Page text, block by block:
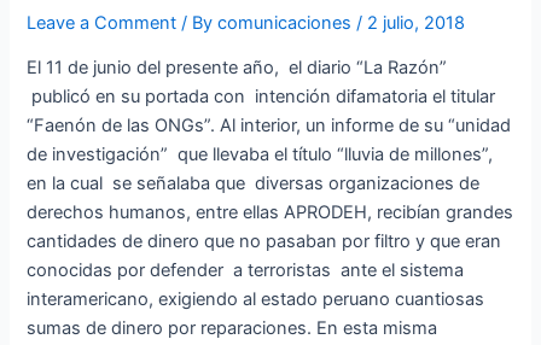
Leave a Comment / Bycomunicaciones/ 2 julio, 2018
El 11 de junio del presente año, el diario “La Razón”
publicó en su portada con intención difamatoria el titular
“Faenón de las ONGs”. Al interior, un informe de su “unidad
de investigación” que llevaba el título “lluvia de millones”,
en la cual se señalaba que diversas organizaciones de
derechos humanos, entre ellas APRODEH, recibían grandes
cantidades de dinero que no pasaban por filtro y que eran
conocidas por defender a terroristas ante el sistema
interamericano, exigiendo al estado peruano cuantiosas
sumas de dinero por reparaciones. En esta misma